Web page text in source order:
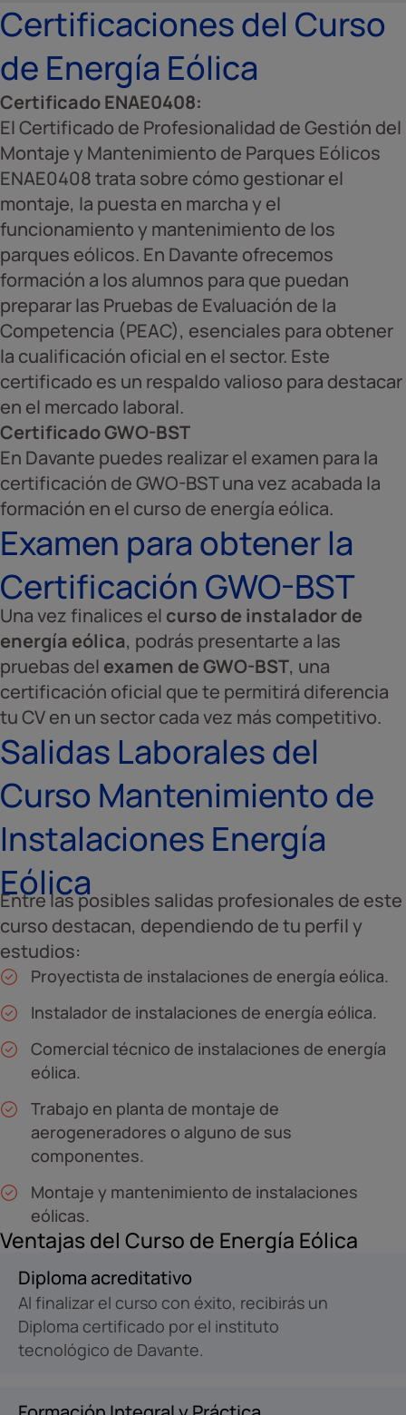
Certificaciones del Curso
de Energía Eólica
Certificado ENAE0408:
El Certificado de Profesionalidad de Gestión del
Montaje y Mantenimiento de Parques Eólicos
ENAE0408 trata sobre cómo gestionar el
montaje, la puesta en marcha y el
funcionamiento y mantenimiento de los
parques eólicos. En Davante ofrecemos
formación a los alumnos para que puedan
preparar las Pruebas de Evaluación de la
Competencia (PEAC), esenciales para obtener
la cualificación oficial en el sector. Este
certificado es un respaldo valioso para destacar
en el mercado laboral.
Certificado GWO-BST
En Davante puedes realizar el examen para la
certificación de GWO-BST una vez acabada la
formación en el curso de energía eólica.
Examen para obtener la
Certificación GWO-BST
Una vez finalices el curso de instalador de
energía eólica, podrás presentarte a las
pruebas del examen de GWO-BST, una
certificación oficial que te permitirá diferencia
tu CV en un sector cada vez más competitivo.
Salidas Laborales del
Curso Mantenimiento de
Instalaciones Energía
Eólica
Entre las posibles salidas profesionales de este
curso destacan, dependiendo de tu perfil y
estudios:
Proyectista de instalaciones de energía eólica.
Instalador de instalaciones de energía eólica.
Comercial técnico de instalaciones de energía
eólica.
Trabajo en planta de montaje de
aerogeneradores o alguno de sus
componentes.
Montaje y mantenimiento de instalaciones
eólicas.
Ventajas del Curso de Energía Eólica
Diploma acreditativo
Al finalizar el curso con éxito, recibirás un
Diploma certificado por el instituto
tecnológico de Davante.